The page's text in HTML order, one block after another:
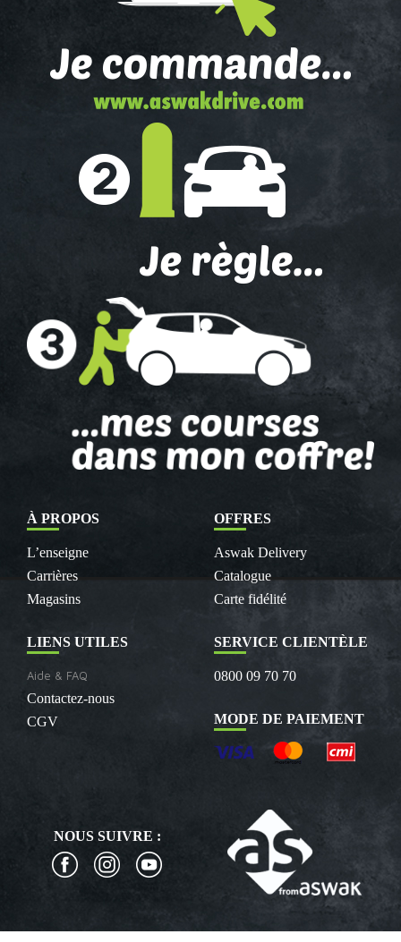
À PROPOS
L’enseigne
Carrières
Magasins
OFFRES
Aswak Delivery
Catalogue
Carte fidélité
LIENS UTILES
Aide & FAQ
Contactez-nous
CGV
SERVICE CLIENTÈLE
0800 09 70 70
MODE DE PAIEMENT
NOUS SUIVRE :